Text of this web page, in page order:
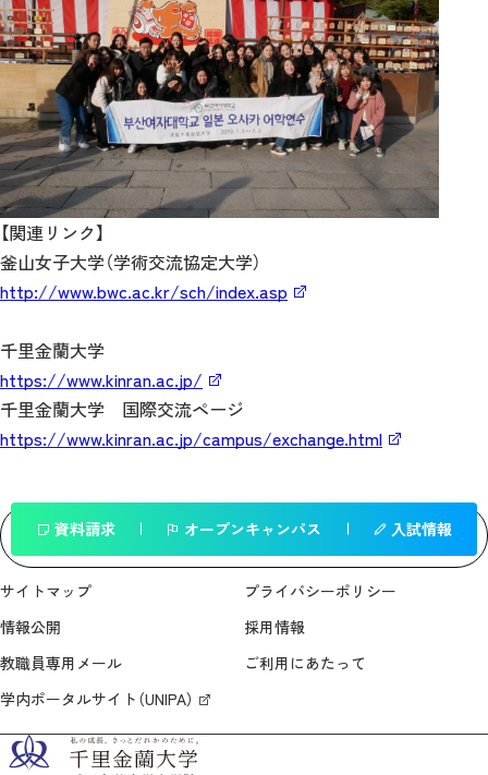
【関連リンク】
釜山女子大学（学術交流協定大学）
http://www.bwc.ac.kr/sch/index.asp
千里金蘭大学
https://www.kinran.ac.jp/
千里金蘭大学 国際交流ページ
https://www.kinran.ac.jp/campus/exchange.html
一覧へ戻る
資料請求 オープンキャンパス 入試情報
サイトマップ
プライバシーポリシー
情報公開
採用情報
教職員専用メール
ご利用にあたって
学内ポータルサイト（UNIPA）